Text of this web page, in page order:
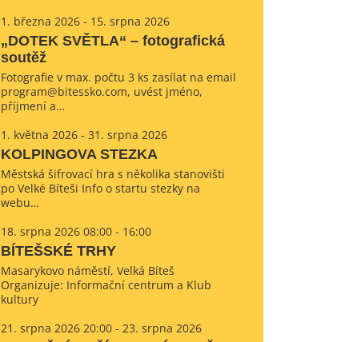
1. března 2026 - 15. srpna 2026
„DOTEK SVĚTLA“ – fotografická
soutěž
Fotografie v max. počtu 3 ks zasílat na email
program@bitessko.com, uvést jméno,
příjmení a…
1. května 2026 - 31. srpna 2026
KOLPINGOVA STEZKA
Městská šifrovací hra s několika stanovišti
po Velké Bíteši Info o startu stezky na
webu…
18. srpna 2026 08:00 - 16:00
BÍTEŠSKÉ TRHY
Masarykovo náměstí, Velká Bíteš
Organizuje: Informační centrum a Klub
kultury
21. srpna 2026 20:00 - 23. srpna 2026